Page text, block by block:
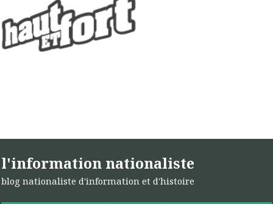
l'information nationaliste
blog nationaliste d'information et d'histoire